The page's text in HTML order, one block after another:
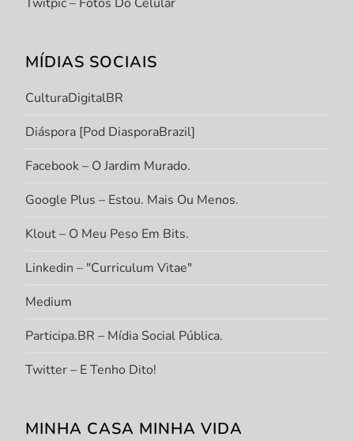
Twitpic – Fotos Do Celular
MÍDIAS SOCIAIS
CulturaDigitalBR
Diáspora [Pod DiasporaBrazil]
Facebook – O Jardim Murado.
Google Plus – Estou. Mais Ou Menos.
Klout – O Meu Peso Em Bits.
Linkedin – "Curriculum Vitae"
Medium
Participa.BR – Mídia Social Pública.
Twitter – E Tenho Dito!
MINHA CASA MINHA VIDA